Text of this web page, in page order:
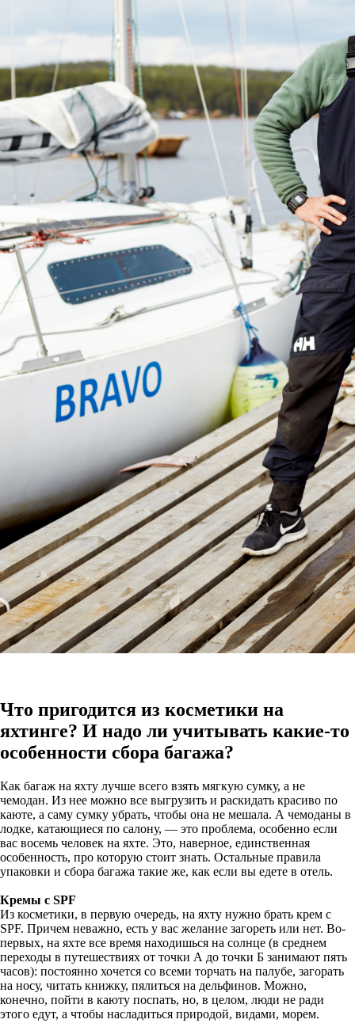
Что пригодится из косметики на
яхтинге? И надо ли учитывать какие-то
особенности сбора багажа?
Как багаж на яхту лучше всего взять мягкую сумку, а не
чемодан. Из нее можно все выгрузить и раскидать красиво по
каюте, а саму сумку убрать, чтобы она не мешала. А чемоданы в
лодке, катающиеся по салону, — это проблема, особенно если
вас восемь человек на яхте. Это, наверное, единственная
особенность, про которую стоит знать. Остальные правила
упаковки и сбора багажа такие же, как если вы едете в отель.
Кремы с SPF
Из косметики, в первую очередь, на яхту нужно брать крем с
SPF. Причем неважно, есть у вас желание загореть или нет. Во-
первых, на яхте все время находишься на солнце (в среднем
переходы в путешествиях от точки А до точки Б занимают пять
часов): постоянно хочется со всеми торчать на палубе, загорать
на носу, читать книжку, пялиться на дельфинов. Можно,
конечно, пойти в каюту поспать, но, в целом, люди не ради
этого едут, а чтобы насладиться природой, видами, морем.